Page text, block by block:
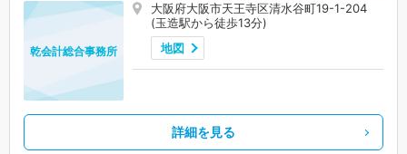
大阪府大阪市天王寺区清水谷町19-1-204
(玉造駅から徒歩13分)
地図
乾会計総合事務所
詳細を見る